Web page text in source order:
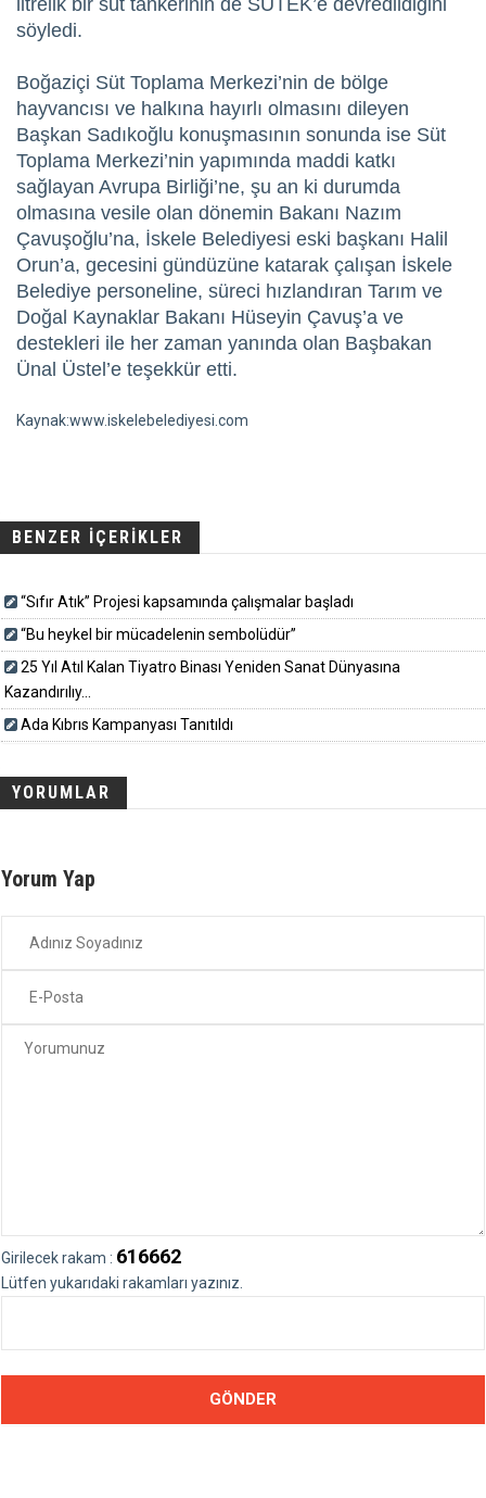
litrelik bir süt tankerinin de SÜTEK’e devredildiğini
söyledi.
Boğaziçi Süt Toplama Merkezi’nin de bölge
hayvancısı ve halkına hayırlı olmasını dileyen
Başkan Sadıkoğlu konuşmasının sonunda ise Süt
Toplama Merkezi’nin yapımında maddi katkı
sağlayan Avrupa Birliği’ne, şu an ki durumda
olmasına vesile olan dönemin Bakanı Nazım
Çavuşoğlu’na, İskele Belediyesi eski başkanı Halil
Orun’a, gecesini gündüzüne katarak çalışan İskele
Belediye personeline, süreci hızlandıran Tarım ve
Doğal Kaynaklar Bakanı Hüseyin Çavuş’a ve
destekleri ile her zaman yanında olan Başbakan
Ünal Üstel’e teşekkür etti.
Kaynak:www.iskelebelediyesi.com
BENZER İÇERİKLER
“Sıfır Atık” Projesi kapsamında çalışmalar başladı
“Bu heykel bir mücadelenin sembolüdür”
25 Yıl Atıl Kalan Tiyatro Binası Yeniden Sanat Dünyasına
Kazandırılıy...
Ada Kıbrıs Kampanyası Tanıtıldı
YORUMLAR
Yorum Yap
Girilecek rakam : 616662
Lütfen yukarıdaki rakamları yazınız.